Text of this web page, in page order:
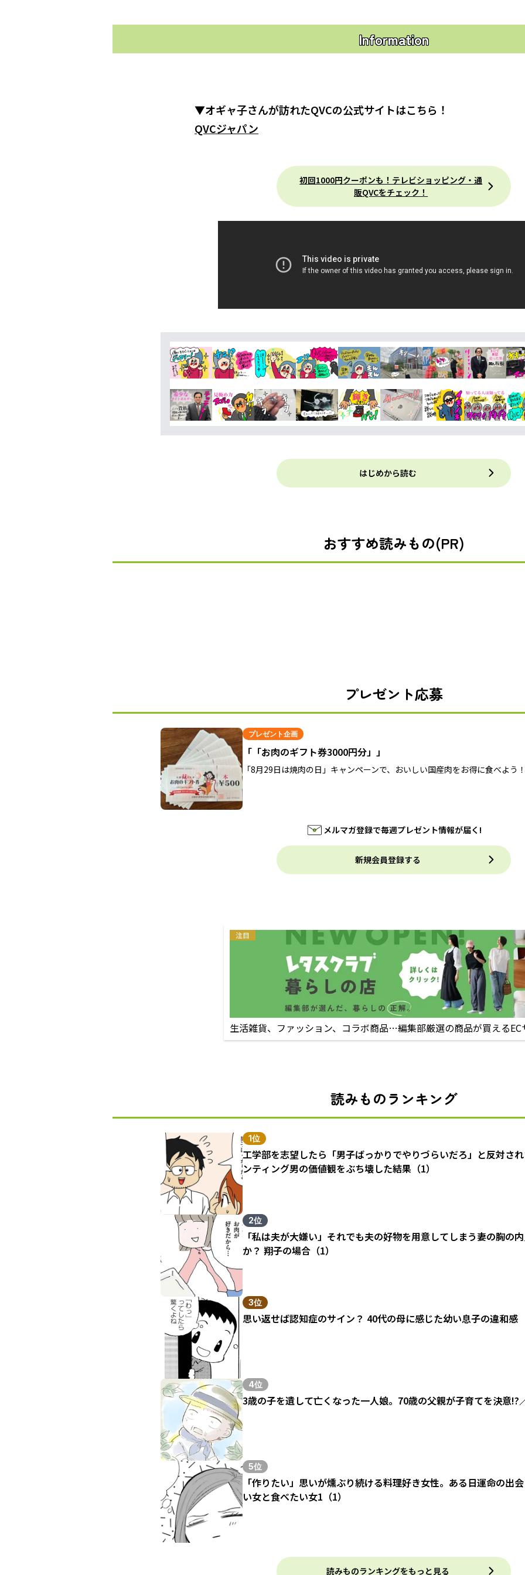
Information
▼オギャ子さんが訪れたQVCの公式サイトはこちら！
QVCジャパン
初回1000円クーポンも！テレビショッピング・通
販QVCをチェック！
はじめから読む
おすすめ読みもの(PR)
プレゼント応募
プレゼント企画
「「お肉のギフト券3000円分」」
「8月29日は焼肉の日」キャンペーンで、おいしい国産肉をお得に食べよう
メルマガ登録で毎週プレゼント情報が届く!
新規会員登録する
注目
生活雑貨、ファッション、コラボ商品…編集部厳選の商品が買えるEC
読みものランキング
1位
工学部を志望したら「男子ばっかりでやりづらいだろ」と反対さ
ンティング男の価値観をぶち壊した結果（1）
2位
「私は夫が大嫌い」それでも夫の好物を用意してしまう妻の胸の
か？ 翔子の場合（1）
3位
思い返せば認知症のサイン？ 40代の母に感じた幼い息子の違和感
4位
3歳の子を遺して亡くなった一人娘。70歳の父親が子育てを決意!?
5位
「作りたい」思いが燻ぶり続ける料理好き女性。ある日運命の出
い女と食べたい女1（1）
読みものランキングをもっと見る